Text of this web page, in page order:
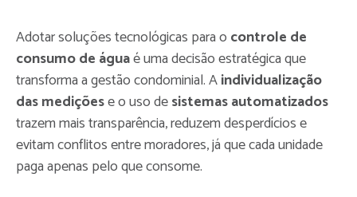
Adotar soluções tecnológicas para o controle de
consumo de águaé uma decisão estratégica que
transforma a gestão condominial. Aindividualização
das mediçõese o uso desistemas automatizados
trazem mais transparência, reduzem desperdícios e
evitam conflitos entre moradores, já que cada unidade
paga apenas pelo que consome.